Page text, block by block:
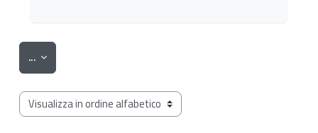
... Esporta voci
Sfoglia il glossario usando questo indice